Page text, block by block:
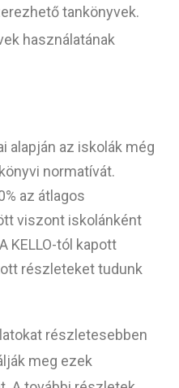
tankönyvek.
használatának
alapján az iskolák még
normatívát.
az átlagos
viszont iskolánként
KELLO-tól kapott
részleteket tudunk
részletesebben
meg ezek